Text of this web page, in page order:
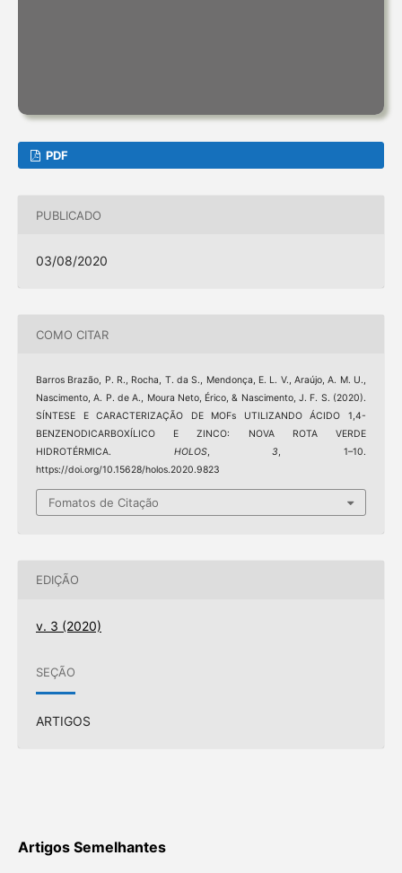
PDF
PUBLICADO
03/08/2020
COMO CITAR
Barros Brazão, P. R., Rocha, T. da S., Mendonça, E. L. V., Araújo, A. M. U.,
Nascimento, A. P. de A., Moura Neto, Érico, & Nascimento, J. F. S. (2020).
SÍNTESE E CARACTERIZAÇÃO DE MOFs UTILIZANDO ÁCIDO 1,4-
BENZENODICARBOXÍLICO E ZINCO: NOVA ROTA VERDE
HIDROTÉRMICA. HOLOS,3, 1–10.
https://doi.org/10.15628/holos.2020.9823
Fomatos de Citação
EDIÇÃO
v. 3 (2020)
SEÇÃO
ARTIGOS
Artigos Semelhantes